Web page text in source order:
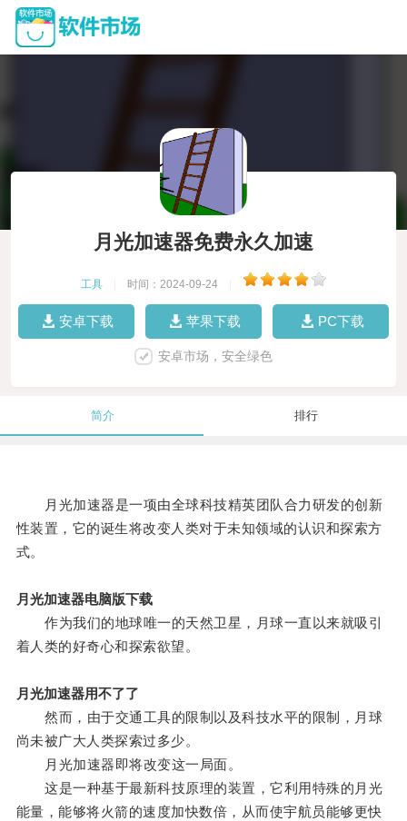
月光加速器免费永久加速
工具 时间：2024-09-24
安卓下载 苹果下载 PC下载
安卓市场，安全绿色
简介 排行
月光加速器是一项由全球科技精英团队合力研发的创新
性装置，它的诞生将改变人类对于未知领域的认识和探索方
式。
月光加速器电脑版下载
作为我们的地球唯一的天然卫星，月球一直以来就吸引
着人类的好奇心和探索欲望。
月光加速器用不了了
然而，由于交通工具的限制以及科技水平的限制，月球
尚未被广大人类探索过多少。
月光加速器即将改变这一局面。
这是一种基于最新科技原理的装置，它利用特殊的月光
能量，能够将火箭的速度加快数倍，从而使宇航员能够更快